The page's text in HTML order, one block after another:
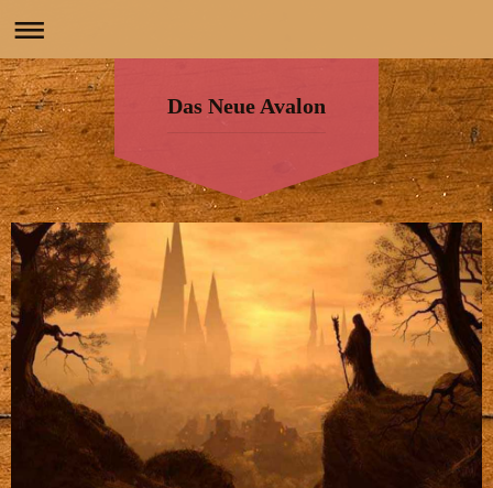
Das Neue Avalon